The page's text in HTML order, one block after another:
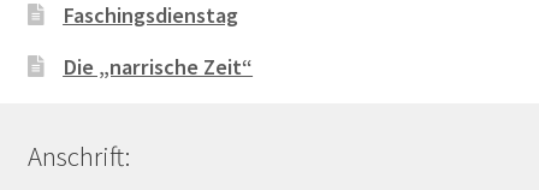
Faschingsdienstag
Die „narrische Zeit“
Anschrift: